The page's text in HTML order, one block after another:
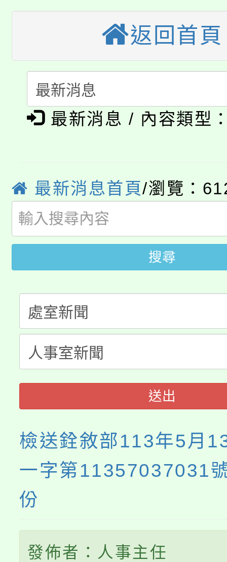
視費優惠，中低收入戶
半價優惠，詳情可洽有
者。
大園自造教育及科技中
份教師增能研習
大溪自造教育及科技
份教師研習
淨零綠生活教案入校路
會
115年食農教育專業人
程
「本色祭」8/29、30在
局官網。
8月14至27日，桃園電
開!
115年桃園市運動會8/
田徑場及游泳池舉行。
桃園市低收入戶享有免
視費優惠，中低收入戶
半價優惠，詳情可洽有
者。
大園自造教育及科技
份教師增能研習
大溪自造教育及科技中
份教師研習
淨零綠生活教案入校路
會
115年食農教育專業人
程
返回首頁
最新消息 / 內容類型
最新消息首頁/瀏覽：
搜尋
送出
檢送銓敘部113年5月
一字第11357037031
份
發佈者：人事主任